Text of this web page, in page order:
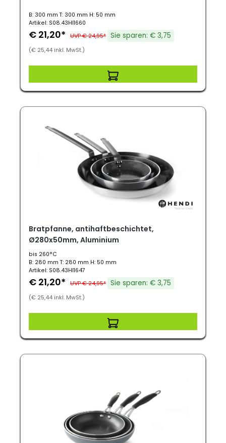
B: 300 mm T: 300 mm H: 50 mm
Artikel: S08.43HI1660
€ 21,20* UVP € 24,95* Sie sparen: € 3,75
(€ 25,44 inkl. MwSt.)
Bratpfanne, antihaftbeschichtet,
Ø280x50mm, Aluminium
bis 260°C
B: 280 mm T: 280 mm H: 50 mm
Artikel: S08.43HI1647
€ 21,20* UVP € 24,95* Sie sparen: € 3,75
(€ 25,44 inkl. MwSt.)